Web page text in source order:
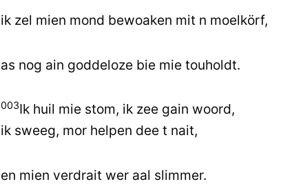
ik zel mien mond bewoaken mit n moelkörf,
as nog ain goddeloze bie mie touholdt.
003Ik huil mie stom, ik zee gain woord,
ik sweeg, mor helpen dee t nait,
en mien verdrait wer aal slimmer.